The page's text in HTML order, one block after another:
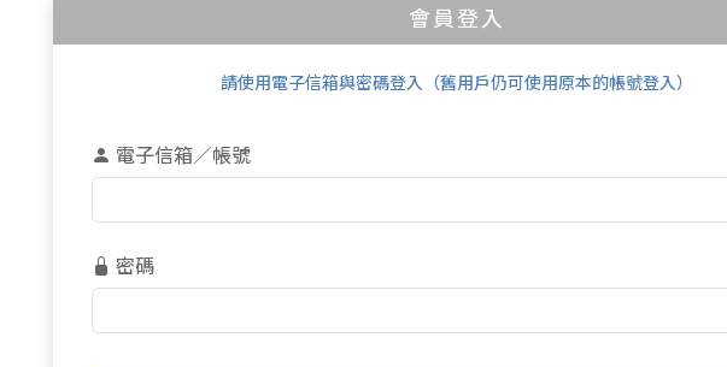
會員登入
請使用電子信箱與密碼登入（舊用戶仍可使用原本的帳號登入）
電子信箱／帳號
密碼